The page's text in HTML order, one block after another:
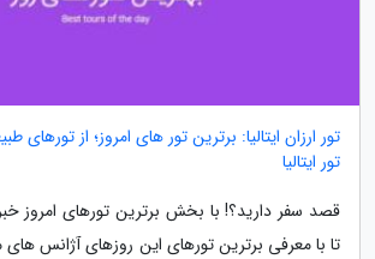
تور ارزان ایتالیا: برترین تور های امروز؛ از تورهای
تور ایتالیا
قصد سفر دارید؟! با بخش برترین تورهای امروز
تا با معرفی برترین تورهای این روزهای آژانس های